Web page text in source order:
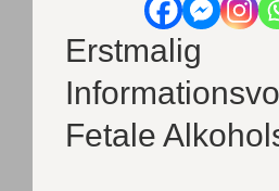
Erstmalig
Fetale